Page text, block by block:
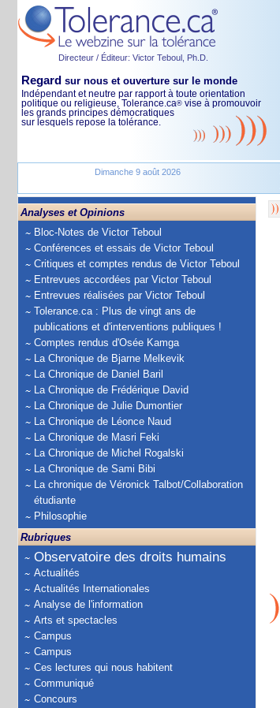
Directeur / Éditeur: Victor Teboul, Ph.D.
Regard sur nous et ouverture sur le monde
Indépendant et neutre par rapport à toute orientation
politique ou religieuse, Tolerance.ca® vise à promouvoir
les grands principes démocratiques
sur lesquels repose la tolérance.
Dimanche 9 août 2026
Analyses et Opinions
Bloc-Notes de Victor Teboul
Conférences et essais de Victor Teboul
Critiques et comptes rendus de Victor Teboul
Entrevues accordées par Victor Teboul
Entrevues réalisées par Victor Teboul
Tolerance.ca : Plus de vingt ans de
publications et d'interventions publiques !
Comptes rendus d'Osée Kamga
La Chronique de Bjarne Melkevik
La Chronique de Daniel Baril
La Chronique de Frédérique David
La Chronique de Julie Dumontier
La Chronique de Léonce Naud
La Chronique de Masri Feki
La Chronique de Michel Rogalski
La Chronique de Sami Bibi
La chronique de Véronick Talbot/Collaboration
étudiante
Philosophie
Rubriques
Observatoire des droits humains
Actualités
Actualités Internationales
Analyse de l'information
Arts et spectacles
Campus
Campus
Ces lectures qui nous habitent
Communiqué
Concours